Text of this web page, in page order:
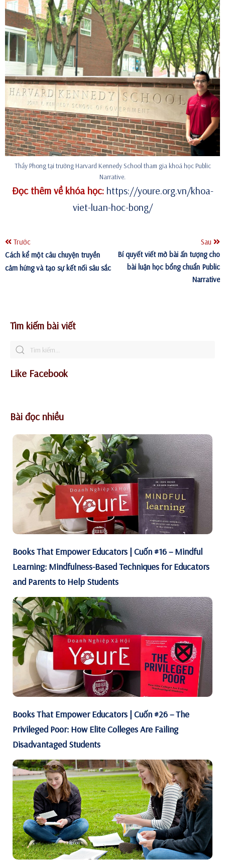
Thầy Phong tại trường Harvard Kennedy School tham gia khoá học Public
Narrative.
Đọc thêm về khóa học: https://youre.org.vn/khoa-
viet-luan-hoc-bong/
Trước
Cách kể một câu chuyện truyền
cảm hứng và tạo sự kết nối sâu sắc
Sau
Bí quyết viết mở bài ấn tượng cho
bài luận học bổng chuẩn Public
Narrative
Tìm kiếm bài viết
Like Facebook
Bài đọc nhiều
Books That Empower Educators | Cuốn #16 – Mindful
Learning: Mindfulness-Based Techniques for Educators
and Parents to Help Students
Books That Empower Educators | Cuốn #26 – The
Privileged Poor: How Elite Colleges Are Failing
Disadvantaged Students